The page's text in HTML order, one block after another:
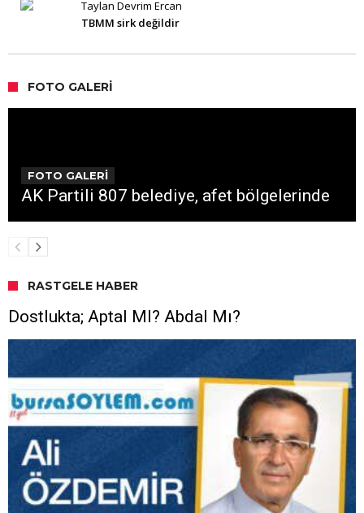
Taylan Devrim Ercan
TBMM sirk değildir
FOTO GALERI
FOTO GALERİ
AK Partili 807 belediye, afet bölgelerinde
RASTGELE HABER
Dostlukta; Aptal MI? Abdal Mı?